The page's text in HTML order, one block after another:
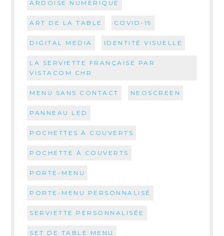
ARDOISE NUMERIQUE
ART DE LA TABLE COVID-19
DIGITAL MEDIA IDENTITÉ VISUELLE
LA SERVIETTE FRANÇAISE PAR
VISTACOM CHR
MENU SANS CONTACT NEOSCREEN
PANNEAU LED
POCHETTES À COUVERTS
POCHETTE À COUVERTS
PORTE-MENU
PORTE-MENU PERSONNALISÉ
SERVIETTE PERSONNALISÉE
SET DE TABLE MENU